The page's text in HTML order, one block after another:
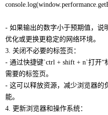
- 如果输出的数字小于预期值，说
优化或更换更稳定的网络环境。
3. 关闭不必要的标签页：
- 通过快捷键`ctrl + shift + n`打开“
需要的标签页。
- 这可以释放资源，减少浏览器的
能。
4. 更新浏览器和操作系统：